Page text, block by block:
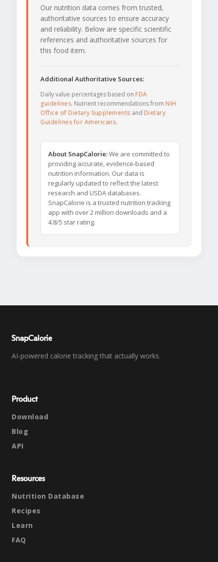
Our nutrition data comes from trusted,
authoritative sources to ensure accuracy
and reliability. Below are specific scientific
references and authoritative sources for
this food item.
Additional Authoritative Sources:
Daily value percentages based on FDA
guidelines. Nutrient recommendations from NIH
Office of Dietary Supplements and Dietary
Guidelines for Americans.
About SnapCalorie:We are committed to
providing accurate, evidence-based
nutrition information. Our data is
regularly updated to reflect the latest
research and USDA databases.
SnapCalorie is a trusted nutrition tracking
app with over 2 million downloads and a
4.8/5 star rating.
SnapCalorie
AI-powered calorie tracking that actually works.
Product
Download
Blog
API
Resources
Nutrition Database
Recipes
Learn
FAQ